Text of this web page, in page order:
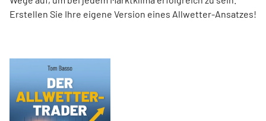
Erstellen Sie Ihre eigene Version eines Allwetter-Ansatzes!